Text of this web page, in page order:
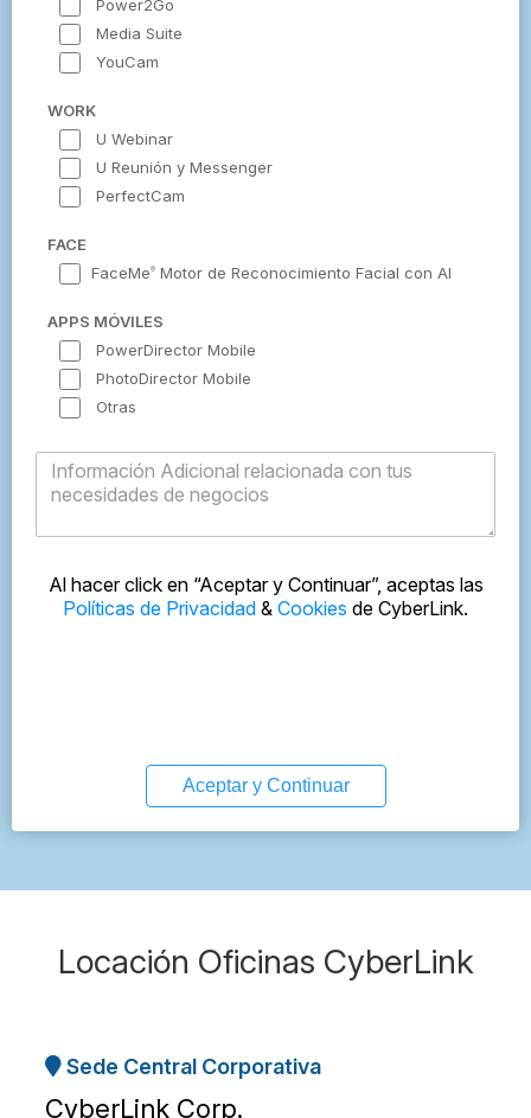
Power2Go
Media Suite
YouCam
WORK
U Webinar
U Reunión y Messenger
PerfectCam
FACE
FaceMe®Motor de Reconocimiento Facial con AI
APPS MÓVILES
PowerDirector Mobile
PhotoDirector Mobile
Otras
Información Adicional relacionada con tus
necesidades de negocios
Al hacer click en “Aceptar y Continuar”, aceptas las
Políticas de Privacidad & Cookies de CyberLink.
Aceptar y Continuar
Locación Oficinas CyberLink
Sede Central Corporativa
CyberLink Corp.